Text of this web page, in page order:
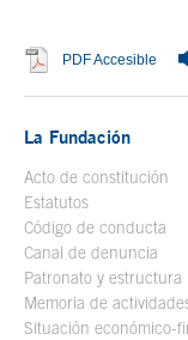
PDF Accesible Se
La Fundación
Acto de constitución
Estatutos
Código de conducta
Canal de denuncia
Patronato y estructura
Memoria de
Situación económico-